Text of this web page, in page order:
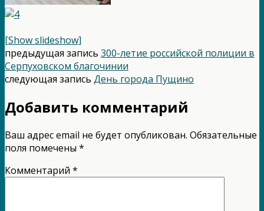
[Show slideshow]
предыдущая запись 300-летие российской полиции в
Серпуховском благочинии
следующая запись День города Пущино
Добавить комментарий
Ваш адрес email не будет опубликован. Обязательные
поля помечены *
Комментарий *